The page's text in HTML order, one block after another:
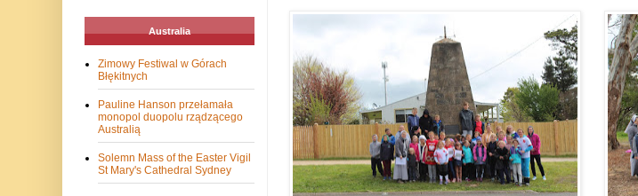
Australia
Zimowy Festiwal w Górach
Błękitnych
Pauline Hanson przełamała
monopol duopolu rządzącego
Australią
Solemn Mass of the Easter Vigil
St Mary's Cathedral Sydney